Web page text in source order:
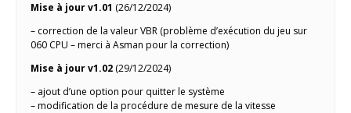
Mise à jour v1.01 (26/12/2024)
– correction de la valeur VBR (problème d’exécution du jeu sur
060 CPU – merci à Asman pour la correction)
Mise à jour v1.02 (29/12/2024)
– ajout d’une option pour quitter le système
– modification de la procédure de mesure de la vitesse